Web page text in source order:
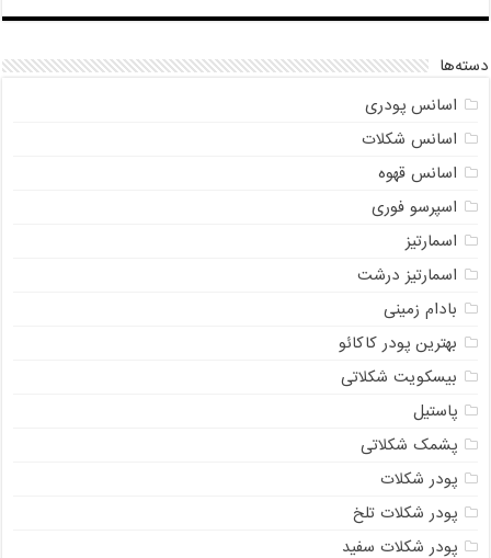
دسته‌ها
اسانس پودری
اسانس شکلات
اسانس قهوه
اسپرسو فوری
اسمارتیز
اسمارتیز درشت
بادام زمینی
بهترین پودر کاکائو
بیسکویت شکلاتی
پاستیل
پشمک شکلاتی
پودر شکلات
پودر شکلات تلخ
پودر شکلات سفید